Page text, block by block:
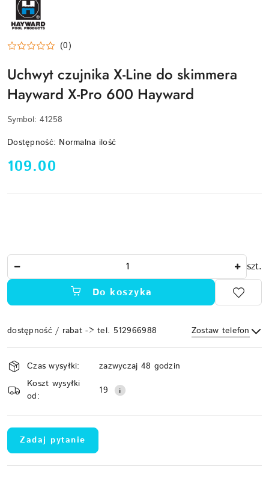
LOGO
(0)
Uchwyt czujnika X-Line do skimmera
Hayward X-Pro 600 Hayward
Symbol: 41258
Dostępność: Normalna ilość
cena:
109.00
szt.
Do koszyka
dostępność / rabat -> tel. 512966988 Zostaw telefon
Wyślij
Dostępność
i
dostawa
Czas wysyłki:
zazwyczaj 48 godzin
Koszt wysyłki
od:
19
Zadaj pytanie